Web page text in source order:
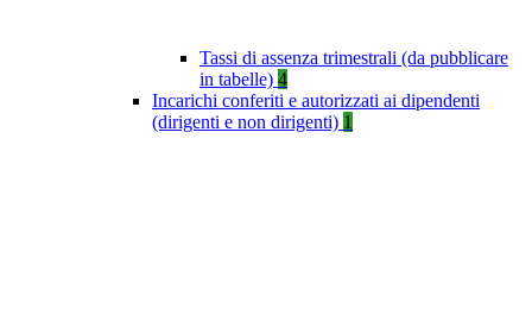
Tassi di assenza trimestrali (da pubblicare
in tabelle) 4
Incarichi conferiti e autorizzati ai dipendenti
(dirigenti e non dirigenti) 1